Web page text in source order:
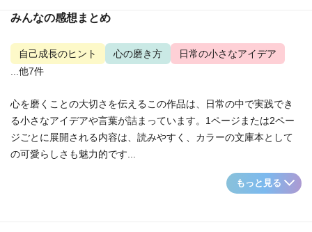
みんなの感想まとめ
自己成長のヒント 心の磨き方
日常の小さなアイデア
...他7件
心を磨くことの大切さを伝えるこの作品は、日常の中で実践でき
る小さなアイデアや言葉が詰まっています。1ページまたは2ペー
ジごとに展開される内容は、読みやすく、カラーの文庫本として
の可愛らしさも魅力的です...
もっと見る